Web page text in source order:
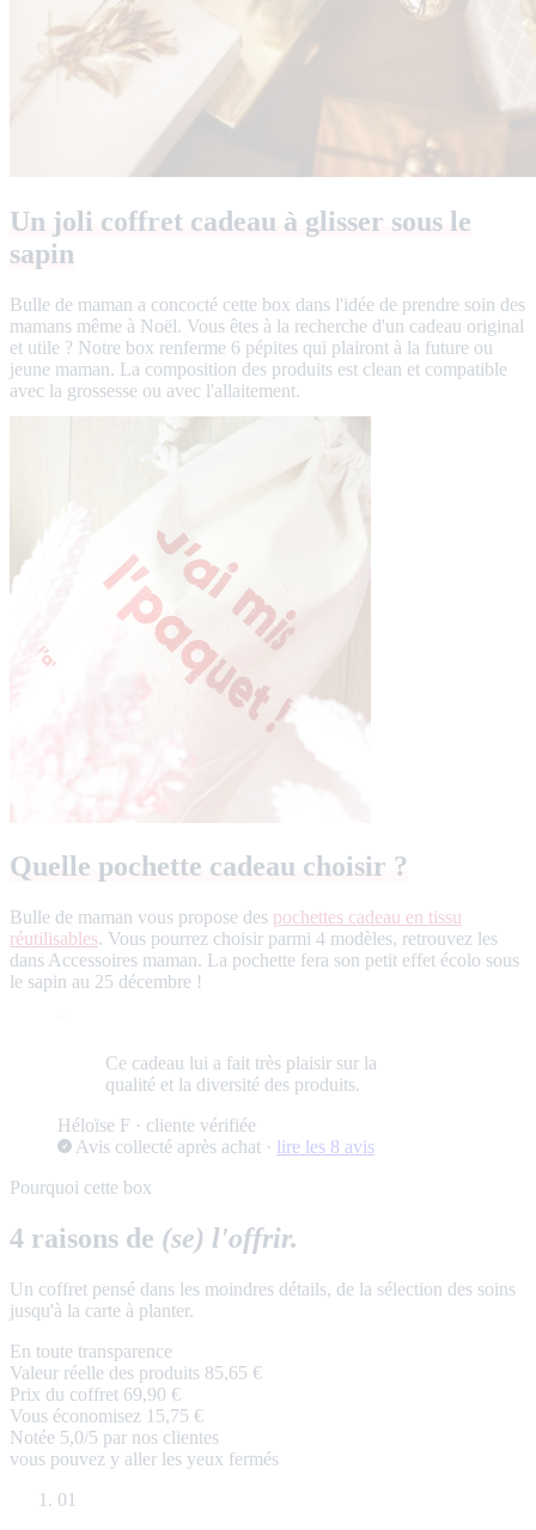
Un joli coffret cadeau à glisser sous le
sapin
Bulle de maman a concocté cette box dans l'idée de prendre soin des
mamans même à Noël. Vous êtes à la recherche d'un cadeau original
et utile ? Notre box renferme 6 pépites qui plairont à la future ou
jeune maman. La composition des produits est clean et compatible
avec la grossesse ou avec l'allaitement.
Quelle pochette cadeau choisir ?
Bulle de maman vous propose des pochettes cadeau en tissu
réutilisables. Vous pourrez choisir parmi 4 modèles, retrouvez les
dans Accessoires maman. La pochette fera son petit effet écolo sous
le sapin au 25 décembre !
Ce cadeau lui a fait très plaisir sur la
qualité et la diversité des produits.
Héloïse F · cliente vérifiée
Avis collecté après achat · lire les 8 avis
Pourquoi cette box
4 raisons de (se) l'offrir.
Un coffret pensé dans les moindres détails, de la sélection des soins
jusqu'à la carte à planter.
En toute transparence
Valeur réelle des produits 85,65 €
Prix du coffret 69,90 €
Vous économisez 15,75 €
Notée 5,0/5 par nos clientes
vous pouvez y aller les yeux fermés
01